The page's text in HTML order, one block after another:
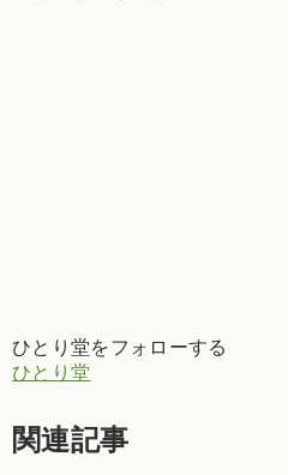
ひとり堂をフォローする
ひとり堂
関連記事